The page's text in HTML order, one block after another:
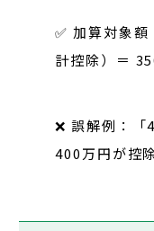
✅ 加算対象額
計控除）＝
❌ 誤解例 ：
400万円が控